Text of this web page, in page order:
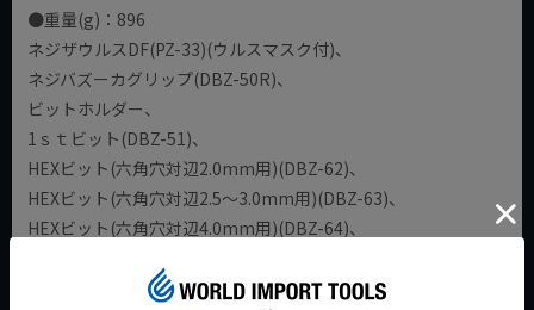
●重量(g)：896
ネジザウルスDF(PZ-33)(ウルスマスク付)、
ネジバズーカグリップ(DBZ-50R)、
ビットホルダー、
1ｓｔビット(DBZ-51)、
HEXビット(六角穴対辺2.0mm用)(DBZ-62)、
HEXビット(六角穴対辺2.5～3.0mm用)(DBZ-63)、
HEXビット(六角穴対辺4.0mm用)(DBZ-64)、
返品特約について